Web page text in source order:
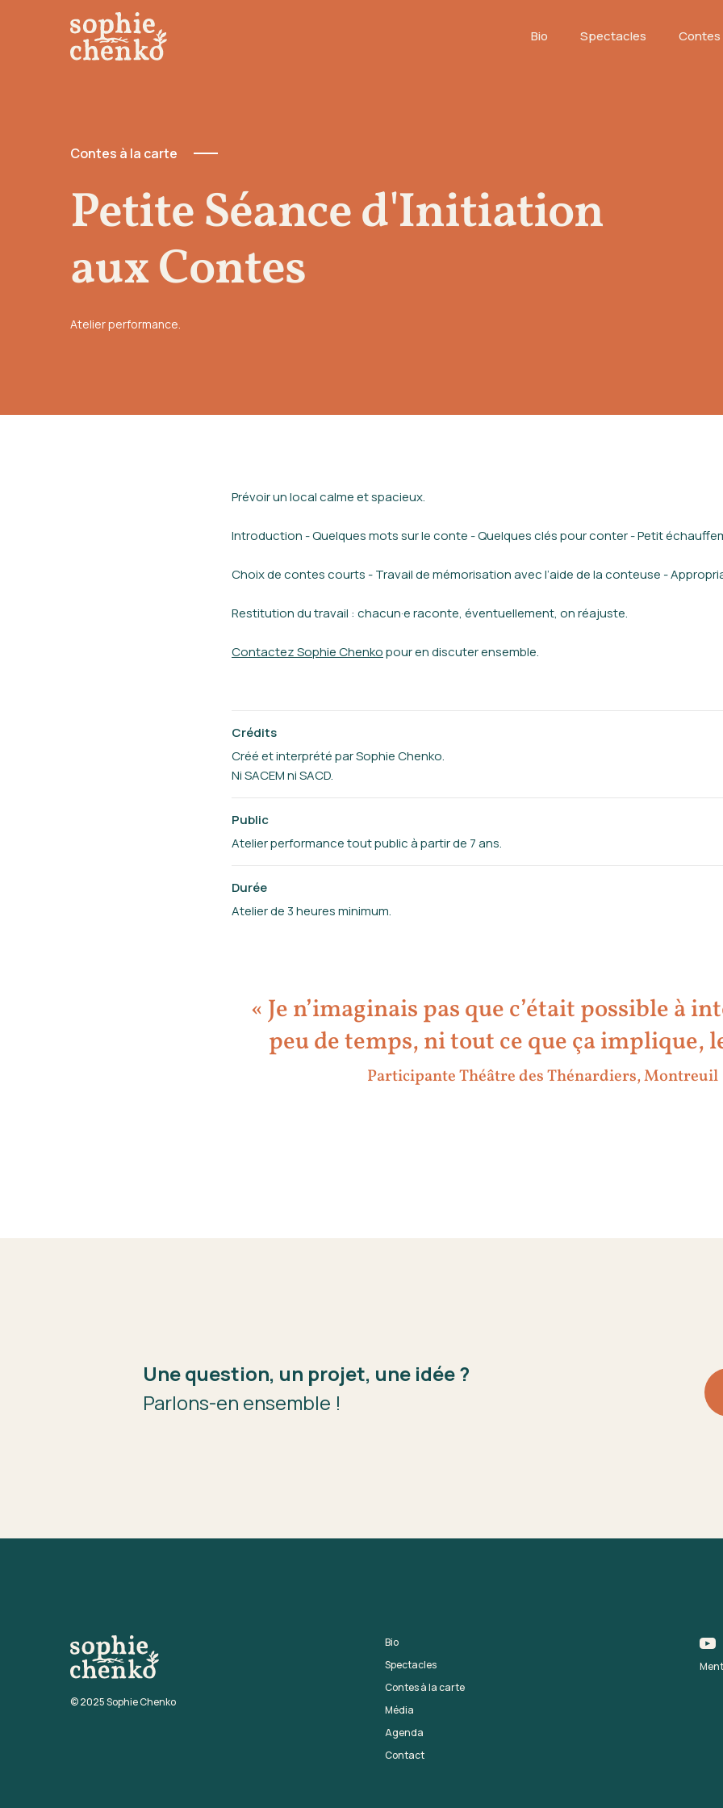
Bio Spectacles Contes
Contes à la carte
Petite Séance d'Initiation
aux Contes
Atelier performance.
Prévoir un local calme et spacieux.
Introduction - Quelques mots sur le conte - Quelques clés pour conter - Petit
Choix de contes courts - Travail de mémorisation avec l’aide de la conteuse -
Restitution du travail : chacun·e raconte, éventuellement, on réajuste.
Contactez Sophie Chenkopour en discuter ensemble.
Crédits
Créé et interprété par Sophie Chenko.
Ni SACEM ni SACD.
Public
Atelier performance tout public à partir de 7 ans.
Durée
Atelier de 3 heures minimum.
« Je n’imaginais pas que c’était possible à
peu de temps, ni tout ce que ça implique,
Participante Théâtre des Thénardiers, Montreuil
Une question, un projet, une idée ?
Parlons-en ensemble !
© 2025 Sophie Chenko
Bio
Spectacles
Contes à la carte
Média
Agenda
Contact